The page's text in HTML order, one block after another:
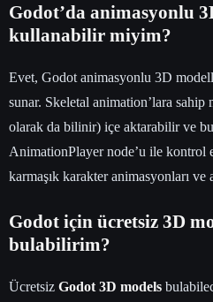
Godot’da animasyonlu
kullanabilir miyim?
Evet, Godot animasyonlu 3D
sunar. Skeletal animation’lara
olarak da bilinir) içe aktarabilir ve
AnimationPlayer node’u ile kontrol
karmaşık karakter animasyonları
Godot için ücretsiz 3D
bulabilirim?
Ücretsiz Godot 3D models